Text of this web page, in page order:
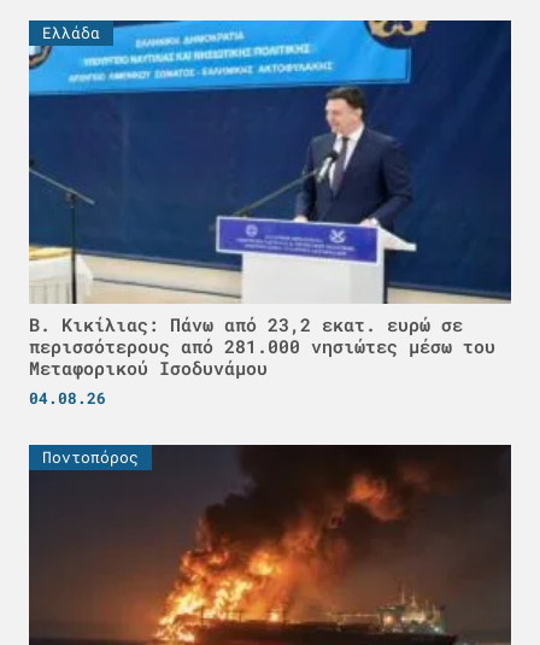
Ελλάδα
Β. Κικίλιας: Πάνω από 23,2 εκατ. ευρώ σε
περισσότερους από 281.000 νησιώτες μέσω του
Μεταφορικού Ισοδυνάμου
04.08.26
Ποντοπόρος